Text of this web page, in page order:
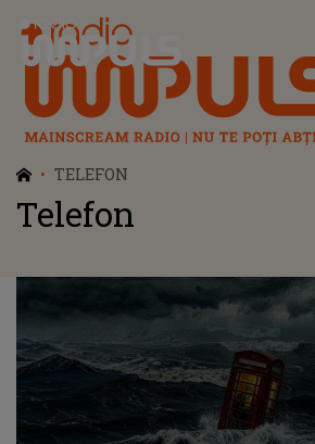
Radio Impuls
TELEFON
Telefon